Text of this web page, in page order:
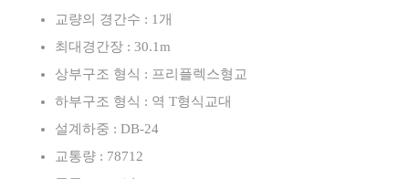
교량의 경간수 : 1개
최대경간장 : 30.1m
상부구조 형식 : 프리플렉스형교
하부구조 형식 : 역 T형식교대
설계하중 : DB-24
교통량 : 78712